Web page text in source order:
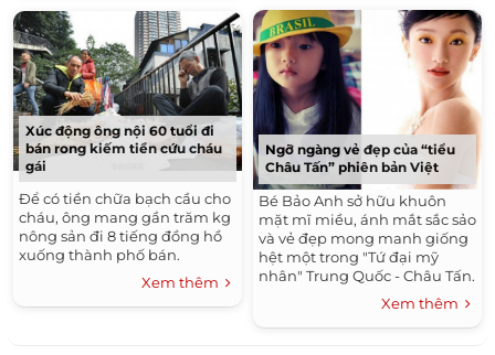
Xúc động ông nội 60 tuổi đi
bán rong kiếm tiền cứu cháu
gái
Để có tiền chữa bạch cầu cho
cháu, ông mang gần trăm kg
nông sản đi 8 tiếng đồng hồ
xuống thành phố bán.
Xem thêm
Ngỡ ngàng vẻ đẹp của “tiểu
Châu Tấn” phiên bản Việt
Bé Bảo Anh sở hữu khuôn
mặt mĩ miều, ánh mắt sắc sảo
và vẻ đẹp mong manh giống
hệt một trong "Tứ đại mỹ
nhân" Trung Quốc - Châu Tấn.
Xem thêm